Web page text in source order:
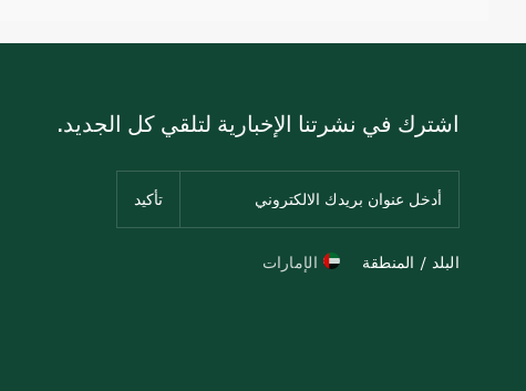
اشترك في نشرتنا الإخبارية لتلقي كل الجديد.
البلد / المنطقة الإمارات